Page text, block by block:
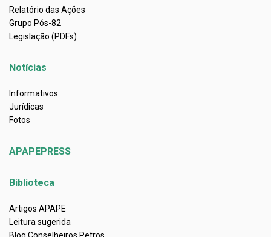
Relatório das Ações
Grupo Pós-82
Legislação (PDFs)
Notícias
Informativos
Jurídicas
Fotos
APAPEPRESS
Biblioteca
Artigos APAPE
Leitura sugerida